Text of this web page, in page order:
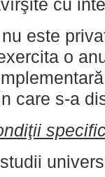
cu
este
o
care s-a